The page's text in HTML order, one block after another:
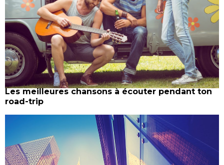
Les meilleures chansons à écouter pendant ton
road-trip